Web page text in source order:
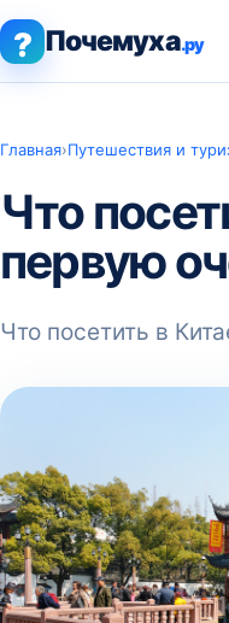
? Почемуха.ру
Главная›Путешествия и
Что
первую
Что посетить в